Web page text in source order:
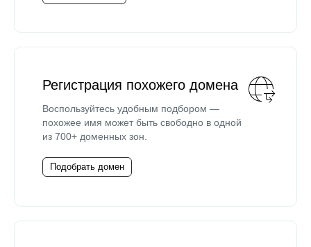
Регистрация похожего домена
Воспользуйтесь удобным подбором —
похожее имя может быть свободно в одной
из 700+ доменных зон.
Подобрать домен